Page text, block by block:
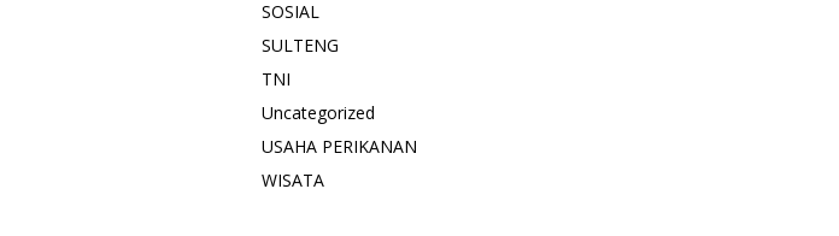
SOSIAL
SULTENG
TNI
Uncategorized
USAHA PERIKANAN
WISATA